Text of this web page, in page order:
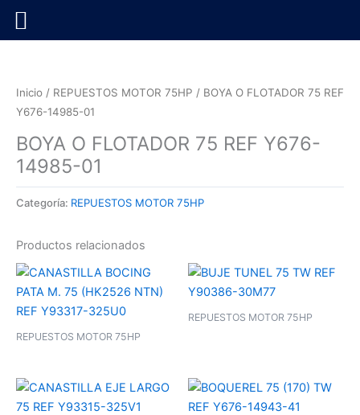
Inicio / REPUESTOS MOTOR 75HP / BOYA O FLOTADOR 75 REF
Y676-14985-01
BOYA O FLOTADOR 75 REF Y676-
14985-01
Categoría: REPUESTOS MOTOR 75HP
Productos relacionados
REPUESTOS MOTOR 75HP
REPUESTOS MOTOR 75HP